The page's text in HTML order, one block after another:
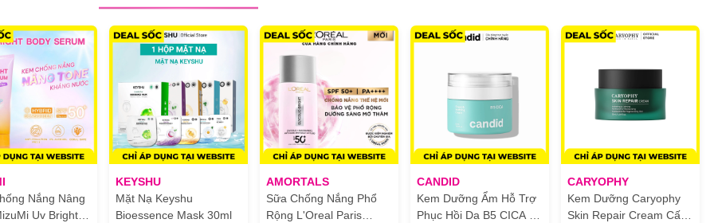
tại FULU với 3 dung tích:
Nắng Nâng
Uv Bright
KEYSHU
Mặt Nạ Keyshu
Bioessence Mask 30ml
AMORTALS
Sữa Chống Nắng Phổ
Rộng L'Oreal Paris
CANDID
Kem Dưỡng Ẩm Hỗ Trợ
Phục Hồi Da B5 CICA -
CARYOPHY
Kem Dưỡng Caryophy
Skin Repair Cream Cấp